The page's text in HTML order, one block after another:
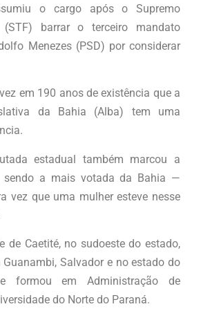
o cargo após o Supremo
(STF) barrar o terceiro mandato
Menezes (PSD) por considerar
em 190 anos de existência que a
da Bahia (Alba) tem uma
estadual também marcou a
sendo a mais votada da Bahia —
vez que uma mulher esteve nesse
de Caetité, no sudoeste do estado,
Guanambi, Salvador e no estado do
formou em Administração de
do Norte do Paraná.